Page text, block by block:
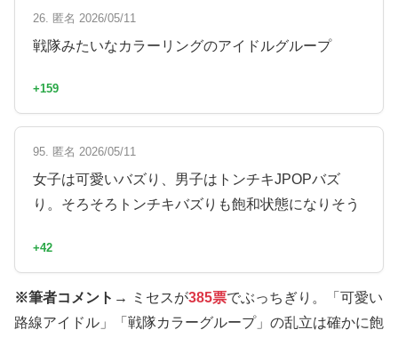
26. 匿名 2026/05/11
戦隊みたいなカラーリングのアイドルグループ
+159
95. 匿名 2026/05/11
女子は可愛いバズり、男子はトンチキJPOPバズ
り。そろそろトンチキバズりも飽和状態になりそう
+42
※筆者コメント→ ミセスが385票でぶっちぎり。「可愛い
路線アイドル」「戦隊カラーグループ」の乱立は確かに飽